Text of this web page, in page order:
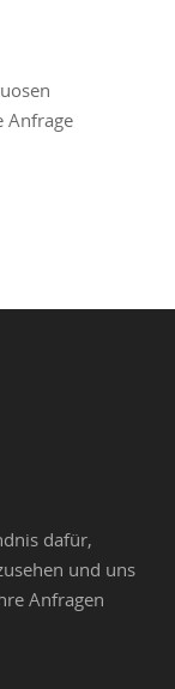
Anfrage
dafür,
und uns
Anfragen